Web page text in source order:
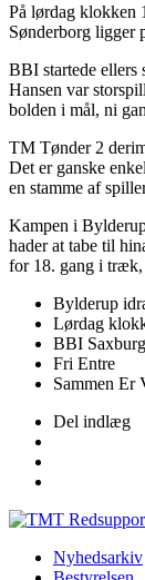
På lørdag klokken
Sønderborg ligger
BBI startede ellers
Hansen var
bolden i mål, ni
TM Tønder 2
Det er ganske
en stamme af
Kampen i
hader at tabe til
for 18. gang i træk,
Bylderup
Lørdag
BBI
Fri Entre
Sammen Er
Del indlæg
Nyhedsarkiv